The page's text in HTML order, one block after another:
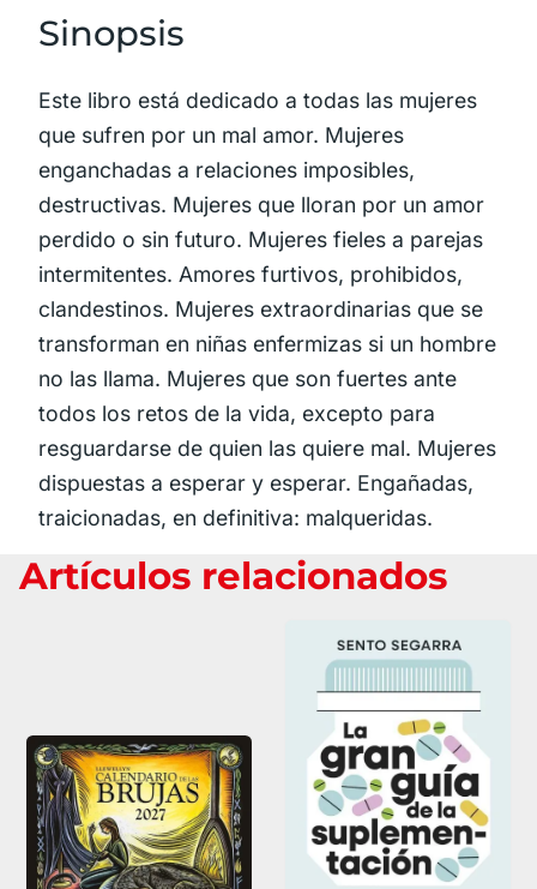
Sinopsis
Este libro está dedicado a todas las mujeres
que sufren por un mal amor. Mujeres
enganchadas a relaciones imposibles,
destructivas. Mujeres que lloran por un amor
perdido o sin futuro. Mujeres fieles a parejas
intermitentes. Amores furtivos, prohibidos,
clandestinos. Mujeres extraordinarias que se
transforman en niñas enfermizas si un hombre
no las llama. Mujeres que son fuertes ante
todos los retos de la vida, excepto para
resguardarse de quien las quiere mal. Mujeres
dispuestas a esperar y esperar. Engañadas,
traicionadas, en definitiva: malqueridas.
Artículos relacionados